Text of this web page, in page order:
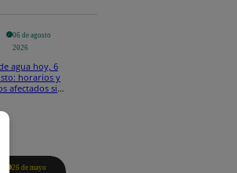
06 de agosto
2026
agua hoy, 6
horarios y
afectados sin
26 de mayo